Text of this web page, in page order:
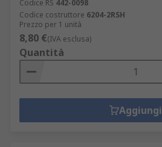
Codice RS 442-0098
Codice costruttore 6204-2RSH
Prezzo per 1 unità
8,80 €(IVA esclusa)
Quantità
Aggiungi